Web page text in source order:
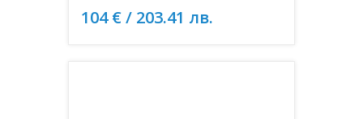
104 € / 203.41 лв.